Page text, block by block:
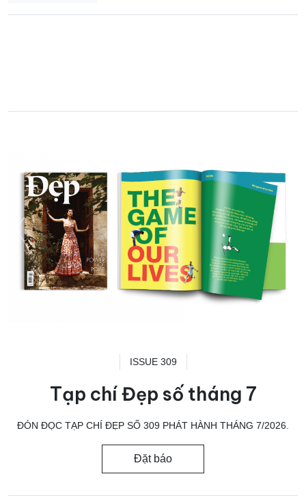
ISSUE 309
Tạp chí Đẹp số tháng 7
ĐÓN ĐỌC TẠP CHÍ ĐẸP SỐ 309 PHÁT HÀNH THÁNG 7/2026.
Đặt báo